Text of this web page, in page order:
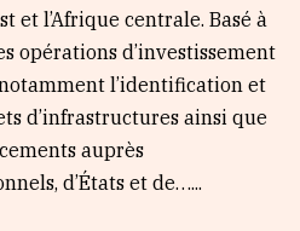
et l’Afrique centrale. Basé à
opérations d’investissement
notamment l’identification et
d’infrastructures ainsi que
auprès
d’États et de…...